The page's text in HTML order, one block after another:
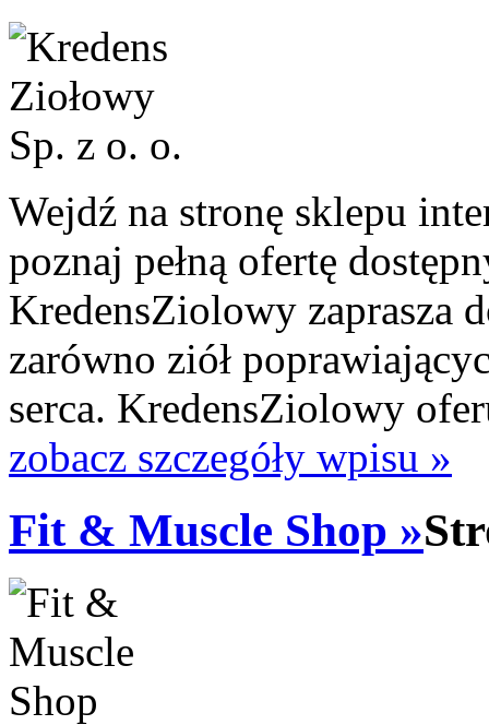
Wejdź na stronę sklepu
poznaj pełną ofertę
KredensZiolowy zaprasza
zarówno ziół
serca. KredensZiolowy
zobacz szczegóły wpisu »
Fit & Muscle Shop »